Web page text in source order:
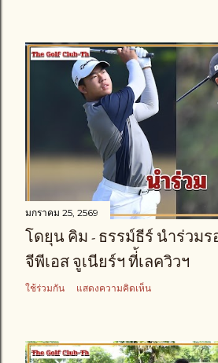
มกราคม 25, 2569
โดยุน คิม - ธรรม์ธีร์ นำร่วม
จีพีเอส จูเนียร์ฯ ที่้เลควิวฯ
ใช้ร่วมกัน แสดงความคิดเห็น